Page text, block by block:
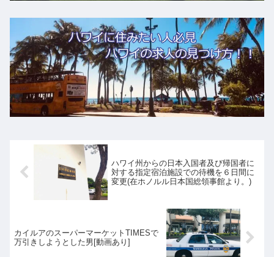
ハワイ州からの日本入国者及び帰国者に
対する指定宿泊施設での待機を６日間に
変更(在ホノルル日本国総領事館より。)
カイルアのスーパーマーケットTIMESで
万引きしようとした男[動画あり]